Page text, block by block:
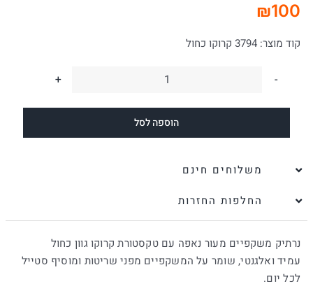
₪100
קוד מוצר: 3794 קרוקו כחול
כמות
של
נרתיק
הוספה לסל
משלוחים חינם
החלפות החזרות
נרתיק משקפיים מעור נאפה עם טקסטורת קרוקו גוון כחול
עמיד ואלגנטי, שומר על המשקפיים מפני שריטות ומוסיף סטייל
לכל יום.